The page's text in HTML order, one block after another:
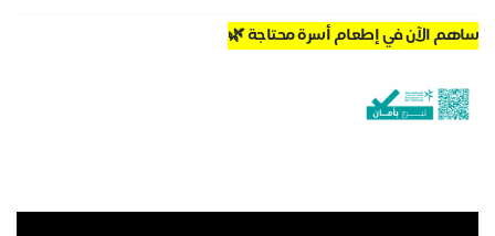
ساهم الآن في إطعام أسرة محتاجة 🌿